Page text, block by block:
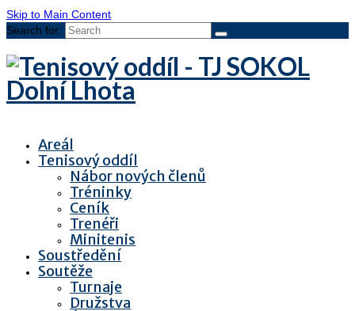
Skip to Main Content
Search for:
Areál
Tenisový oddíl
Nábor nových členů
Tréninky
Ceník
Trenéři
Minitenis
Soustředění
Soutěže
Turnaje
Družstva